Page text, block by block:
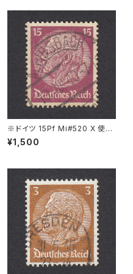
※ドイツ 15Pf Mi#520 X 使用
済み切手｜ALPIRSBACH 19.J
UL.1940
¥1,500